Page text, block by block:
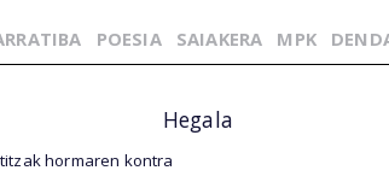
POESIA SAIAKERA MPK
Hegala
hormaren kontra